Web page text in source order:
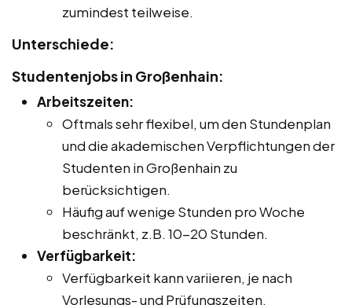
zumindest teilweise.
Unterschiede:
Studentenjobs in Großenhain:
Arbeitszeiten:
Oftmals sehr flexibel, um den Stundenplan
und die akademischen Verpflichtungen der
Studenten in Großenhain zu
berücksichtigen.
Häufig auf wenige Stunden pro Woche
beschränkt, z.B. 10-20 Stunden.
Verfügbarkeit:
Verfügbarkeit kann variieren, je nach
Vorlesungs- und Prüfungszeiten.